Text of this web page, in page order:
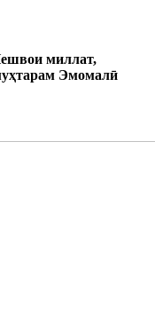
миллат,
Эмомалӣ